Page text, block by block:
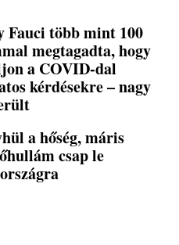
Fauci több mint 100
megtagadta, hogy
a COVID-dal
kérdésekre – nagy
a hőség, máris
csap le